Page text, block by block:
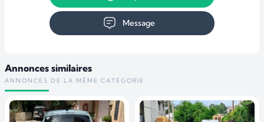
Message
Annonces similaires
ANNONCES DE LA MÊME CATÉGORIE